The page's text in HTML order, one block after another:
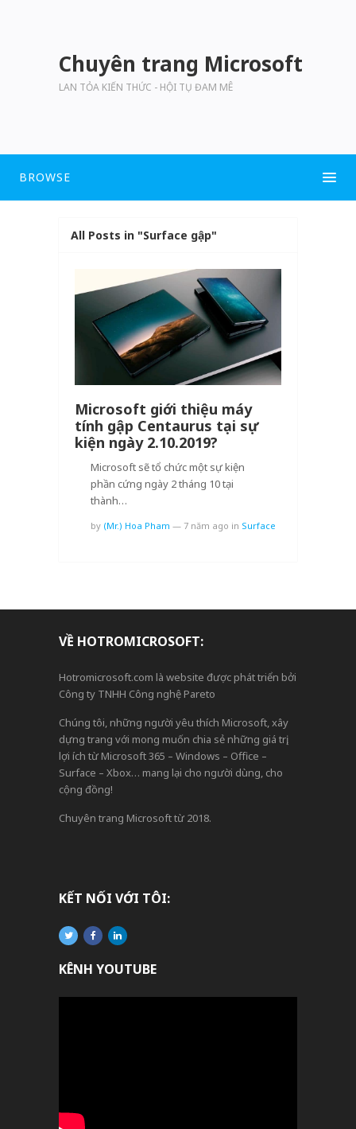
Chuyên trang Microsoft
LAN TỎA KIẾN THỨC - HỘI TỤ ĐAM MÊ
BROWSE
All Posts in "Surface gập"
Microsoft giới thiệu máy
tính gập Centaurus tại sự
kiện ngày 2.10.2019?
Microsoft sẽ tổ chức một sự kiện
phần cứng ngày 2 tháng 10 tại
thành…
by (Mr.) Hoa Pham — 7 năm ago in Surface
VỀ HOTROMICROSOFT:
Hotromicrosoft.com là website được phát triển bởi
Công ty TNHH Công nghệ Pareto
Chúng tôi, những người yêu thích Microsoft, xây
dựng trang với mong muốn chia sẻ những giá trị,
lợi ích từ Microsoft 365 – Windows – Office –
Surface – Xbox… mang lại cho người dùng, cho
cộng đồng!
Chuyên trang Microsoft từ 2018.
KẾT NỐI VỚI TÔI:
KÊNH YOUTUBE